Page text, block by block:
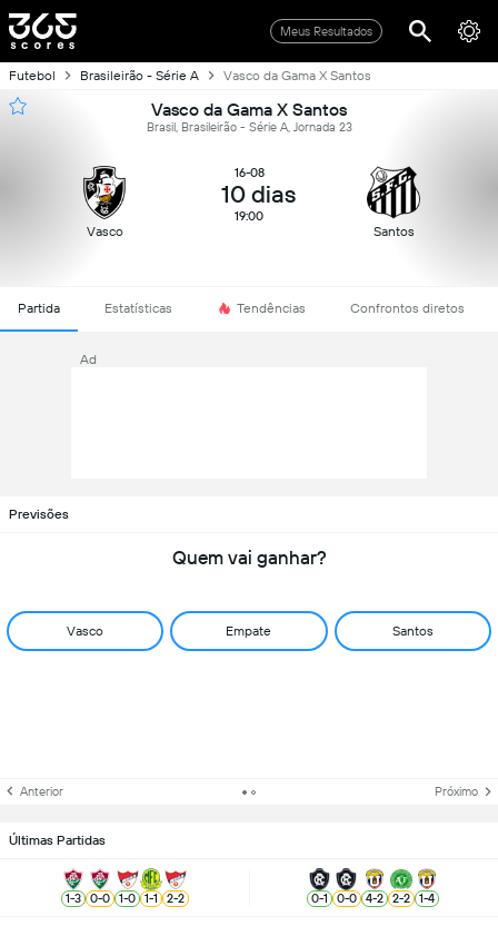
Meus Resultados
Futebol Brasileirão - Série A Vasco da Gama X Santos
Vasco da Gama X Santos
Brasil, Brasileirão - Série A, Jornada 23
Vasco
16-08
10 dias
19:00
Santos
Partida Estatísticas Tendências Confrontos diretos
Ad
Previsões
Quem vai ganhar?
Vasco Empate Santos
Anterior Próximo
Últimas Partidas
1-3 0-0 1-0 1-1 2-2 0-1 0-0 4-2 2-2 1-4